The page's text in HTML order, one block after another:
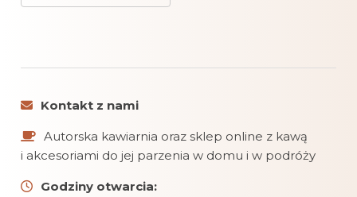
Kontakt z nami
Autorska kawiarnia oraz sklep online z kawą
i akcesoriami do jej parzenia w domu i w podróży
Godziny otwarcia: